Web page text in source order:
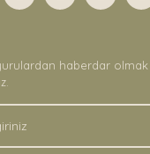
Yorum Yaz
eksik bilgiler bulunuyor.
bulunuyor.
sitelerden daha pahalı.
alternatifler olmalı.
haberdar